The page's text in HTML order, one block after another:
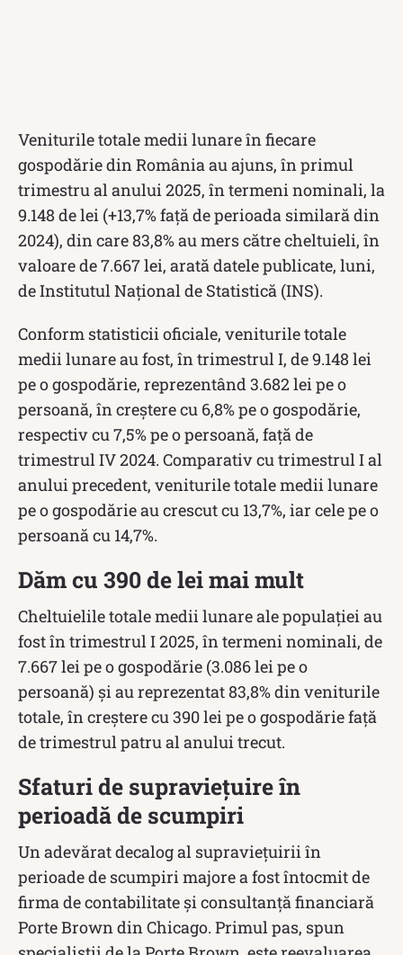
Veniturile totale medii lunare în fiecare
gospodărie din România au ajuns, în primul
trimestru al anului 2025, în termeni nominali, la
9.148 de lei (+13,7% faţă de perioada similară din
2024), din care 83,8% au mers către cheltuieli, în
valoare de 7.667 lei, arată datele publicate, luni,
de Institutul Naţional de Statistică (INS).
Conform statisticii oficiale, veniturile totale
medii lunare au fost, în trimestrul I, de 9.148 lei
pe o gospodărie, reprezentând 3.682 lei pe o
persoană, în creştere cu 6,8% pe o gospodărie,
respectiv cu 7,5% pe o persoană, faţă de
trimestrul IV 2024. Comparativ cu trimestrul I al
anului precedent, veniturile totale medii lunare
pe o gospodărie au crescut cu 13,7%, iar cele pe o
persoană cu 14,7%.
Dăm cu 390 de lei mai mult
Cheltuielile totale medii lunare ale populaţiei au
fost în trimestrul I 2025, în termeni nominali, de
7.667 lei pe o gospodărie (3.086 lei pe o
persoană) şi au reprezentat 83,8% din veniturile
totale, în creştere cu 390 lei pe o gospodărie faţă
de trimestrul patru al anului trecut.
Sfaturi de supraviețuire în
perioadă de scumpiri
Un adevărat decalog al supraviețuirii în
perioade de scumpiri majore a fost întocmit de
firma de contabilitate și consultanță financiară
Porte Brown din Chicago. Primul pas, spun